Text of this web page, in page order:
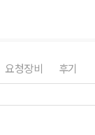
요청장비 후기